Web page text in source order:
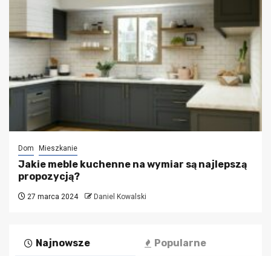
Dom Mieszkanie
Jakie meble kuchenne na wymiar są najlepszą
propozycją?
27 marca 2024 Daniel Kowalski
Najnowsze Popularne